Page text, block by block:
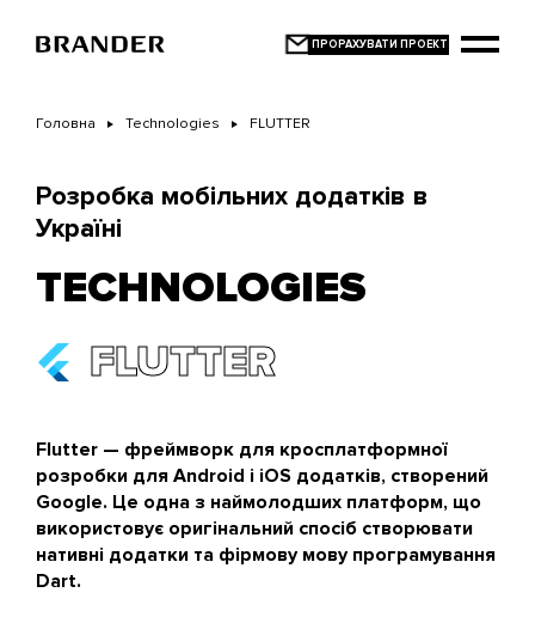
основного
Головна Technologies FLUTTER
Розробка мобільних додатків в
Україні
TECHNOLOGIES
FLUTTER
Flutter — фреймворк для кросплатформної
розробки для Android і iOS додатків, створений
Google. Це одна з наймолодших платформ, що
використовує оригінальний спосіб створювати
нативні додатки та фірмову мову програмування
Dart.